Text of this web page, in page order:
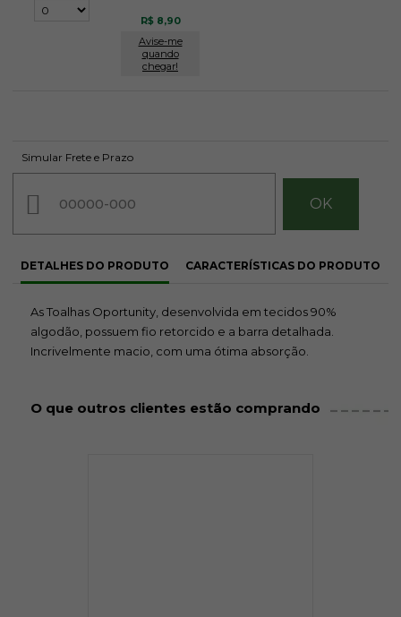
R$ 8,90
Avise-me
quando
chegar!
Simular Frete e Prazo
DETALHES DO PRODUTO CARACTERÍSTICAS DO PRODUTO
As Toalhas Oportunity, desenvolvida em tecidos 90%
algodão, possuem fio retorcido e a barra detalhada.
Incrivelmente macio, com uma ótima absorção.
O que outros clientes estão comprando